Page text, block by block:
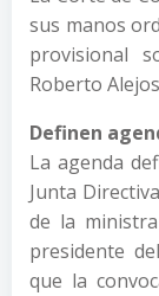
sus manos
provisional
Roberto
Definen
La agenda
Junta
de la
presidente
que la